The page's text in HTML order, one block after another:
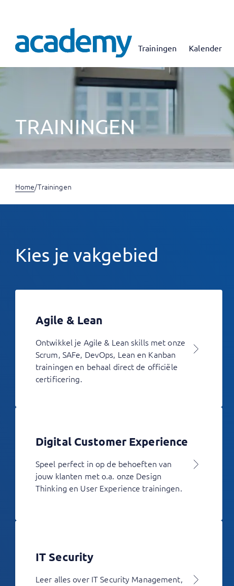
Trainingen Kalender
TRAININGEN
Home/Trainingen
Kies je vakgebied
Agile & Lean
Ontwikkel je Agile & Lean skills met onze
Scrum, SAFe, DevOps, Lean en Kanban
trainingen en behaal direct de officiële
certificering.
Digital Customer Experience
Speel perfect in op de behoeften van
jouw klanten met o.a. onze Design
Thinking en User Experience trainingen.
IT Security
Leer alles over IT Security Management,